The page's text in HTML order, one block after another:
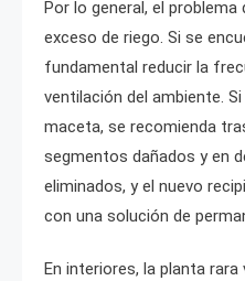
Por lo general, el problema
exceso de riego. Si se
fundamental reducir la
ventilación del ambiente.
maceta, se recomienda
segmentos dañados y en
eliminados, y el nuevo
con una solución de
En interiores, la planta